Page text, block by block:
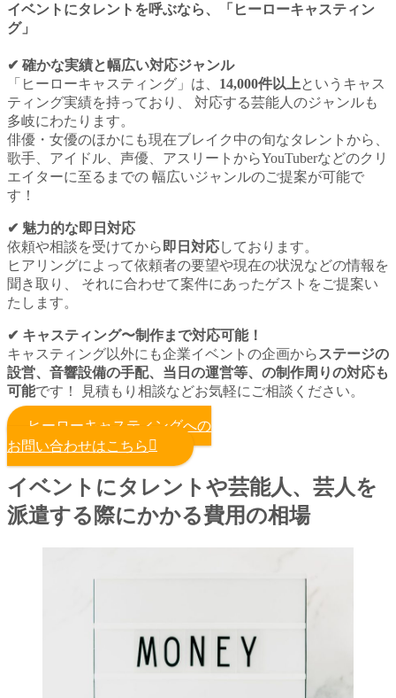
イベントにタレントを呼ぶなら、「ヒーローキャスティン
グ」
✔︎ 確かな実績と幅広い対応ジャンル
「ヒーローキャスティング」は、 14,000件以上というキャス
ティング実績を持っており、 対応する芸能人のジャンルも
多岐にわたります。
俳優・女優のほかにも現在ブレイク中の旬なタレントから、
歌手、アイドル、声優、アスリートからYouTuberなどのクリ
エイターに至るまでの 幅広いジャンルのご提案が可能で
す！
✔︎ 魅力的な即日対応
依頼や相談を受けてから 即日対応しております。
ヒアリングによって依頼者の要望や現在の状況などの情報を
聞き取り、 それに合わせて案件にあったゲストをご提案い
たします。
✔︎ キャスティング〜制作まで対応可能！
キャスティング以外にも企業イベントの企画から ステージの
設営、音響設備の手配、当日の運営等、の制作周りの対応も
可能です！ 見積もり相談などお気軽にご相談ください。
ヒーローキャスティングへの
お問い合わせはこちら
イベントにタレントや芸能人、芸人を
派遣する際にかかる費用の相場